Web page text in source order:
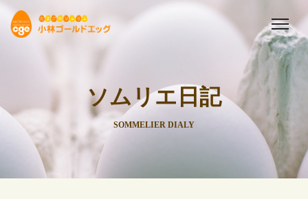
ソムリエ日記
SOMMELIER DIALY